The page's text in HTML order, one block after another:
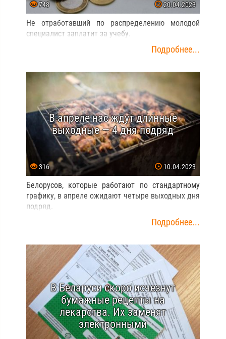
748 20.04.2023
Не отработавший по распределению молодой
специалист заплатит за учебу.
Подробнее...
В апреле нас ждут длинные
выходные — 4 дня подряд
316 10.04.2023
Белорусов, которые работают по стандартному
графику, в апреле ожидают четыре выходных дня
подряд.
Подробнее...
В Беларуси скоро исчезнут
бумажные рецепты на
лекарства. Их заменят
электронными